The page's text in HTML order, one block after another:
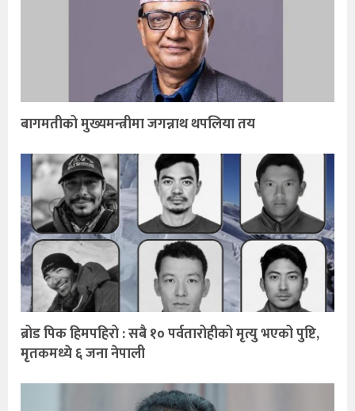
बागमतीको मुख्यमन्त्रीमा जगन्नाथ थपलिया तय
ब्रोड पिक हिमपहिरो : सबै १० पर्वतारोहीको मृत्यु भएको पुष्टि,
मृतकमध्ये ६ जना नेपाली